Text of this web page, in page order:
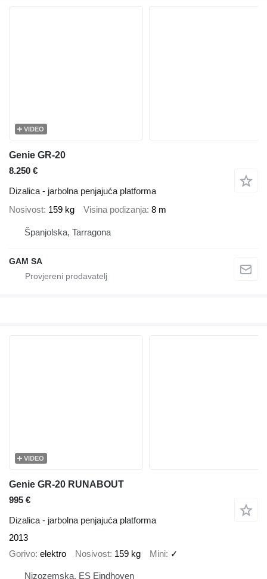
VIDEO
Genie GR-20
8.250 €
Dizalica - jarbolna penjajuća platforma
Nosivost 159 kg Visina podizanja 8 m
Španjolska, Tarragona
GAM SA
VIDEO
Genie GR-20 RUNABOUT
995 €
Dizalica - jarbolna penjajuća platforma
2013
Gorivo elektro Nosivost 159 kg Mini ✓
Nizozemska, ES Eindhoven